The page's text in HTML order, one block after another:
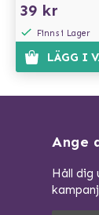
39 kr
Finns i Lager
LÄGG I
Ange
Håll dig